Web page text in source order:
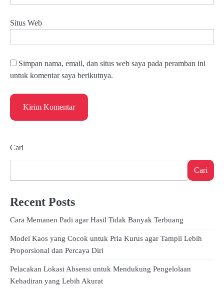
Situs Web
Simpan nama, email, dan situs web saya pada peramban ini
untuk komentar saya berikutnya.
Cari
Cari
Recent Posts
Cara Memanen Padi agar Hasil Tidak Banyak Terbuang
Model Kaos yang Cocok untuk Pria Kurus agar Tampil Lebih
Proporsional dan Percaya Diri
Pelacakan Lokasi Absensi untuk Mendukung Pengelolaan
Kehadiran yang Lebih Akurat